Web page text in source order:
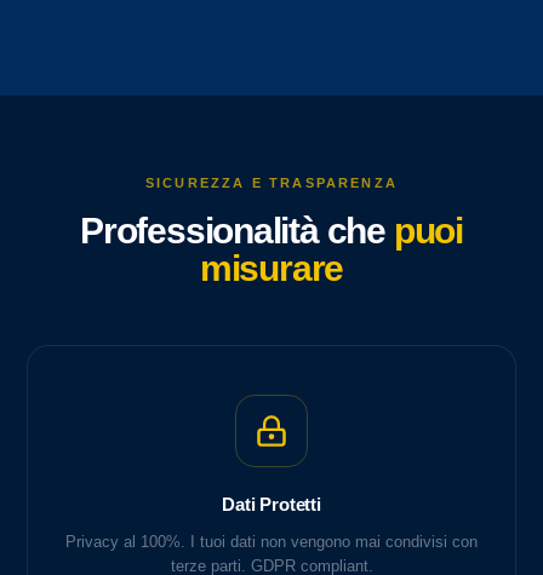
SICUREZZA E TRASPARENZA
Professionalità che puoi
misurare
Dati Protetti
Privacy al 100%. I tuoi dati non vengono mai condivisi con
terze parti. GDPR compliant.